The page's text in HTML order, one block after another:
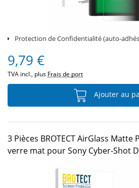
Protection de Confidentialité (auto-
9,79 €
TVA incl., plus Frais de port
Ajouter au
3 Pièces BROTECT AirGlass
verre mat pour Sony Cyber-Shot